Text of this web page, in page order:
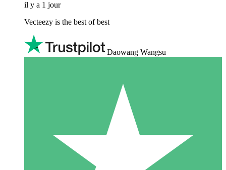
il y a 1 jour
Vecteezy is the best of best
Daowang Wangsu